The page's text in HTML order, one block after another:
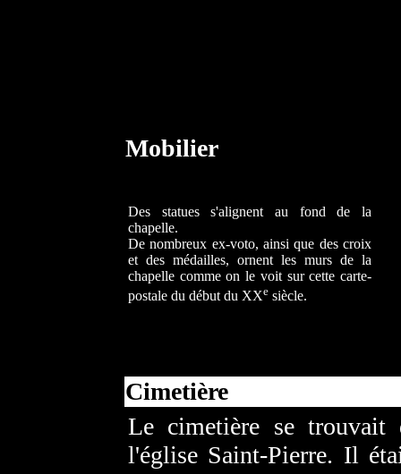
Mobilier
Des statues s'alignent au fond de la
chapelle.
De nombreux ex-voto, ainsi que des croix
et des médailles, ornent les murs de la
chapelle comme on le voit sur cette carte-
postale du début du XXe siècle.
Cimetière
Le cimetière se trouvait
l'église Saint-Pierre. Il